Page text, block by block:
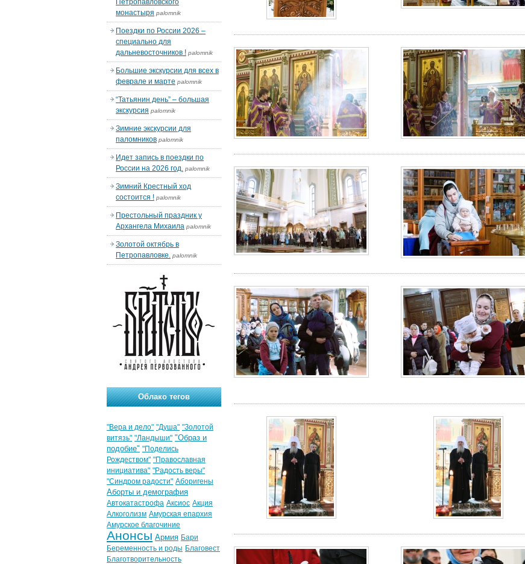
Петропавловского
монастыря palomnik
Поездки по России 2026 –
специально для
дальневосточников ! palomnik
Большие экскурсии для всех в
феврале и марте palomnik
“Татьянин день” – большая
экскурсия palomnik
Зимние экскурсии для
паломников palomnik
Идет запись в поездки по
России на 2026 год. palomnik
Зимний Крестный ход
состоится ! palomnik
Престольный праздник у
Архангела Михаила palomnik
Золотой октябрь в
Петропавловке. palomnik
Облако тегов
"Вера и дело" "Душа" "Золотой
витязь" "Ландыши" "Образ и
подобие" "Поделись
Рождеством" "Православная
инициатива" "Радость веры"
"Синдром радости" Аборигены
Аборты и демография
Автокатастрофа Аксиос Акция
Алкоголизм Амурская епархия
Амурское благочиние
Анонсы Армия Бари
Беременность и роды Благовест
Благотворительность